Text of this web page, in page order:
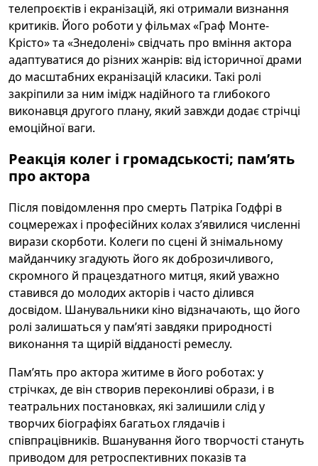
телепроєктів і екранізацій, які отримали визнання
критиків. Його роботи у фільмах «Граф Монте-
Крісто» та «Знедолені» свідчать про вміння актора
адаптуватися до різних жанрів: від історичної драми
до масштабних екранізацій класики. Такі ролі
закріпили за ним імідж надійного та глибокого
виконавця другого плану, який завжди додає стрічці
емоційної ваги.
Реакція колег і громадськості; пам’ять
про актора
Після повідомлення про смерть Патріка Годфрі в
соцмережах і професійних колах з’явилися численні
вирази скорботи. Колеги по сцені й знімальному
майданчику згадують його як доброзичливого,
скромного й працездатного митця, який уважно
ставився до молодих акторів і часто ділився
досвідом. Шанувальники кіно відзначають, що його
ролі залишаться у пам’яті завдяки природності
виконання та щирій відданості ремеслу.
Пам’ять про актора житиме в його роботах: у
стрічках, де він створив переконливі образи, і в
театральних постановках, які залишили слід у
творчих біографіях багатьох глядачів і
співпрацівників. Вшанування його творчості стануть
приводом для ретроспективних показів та